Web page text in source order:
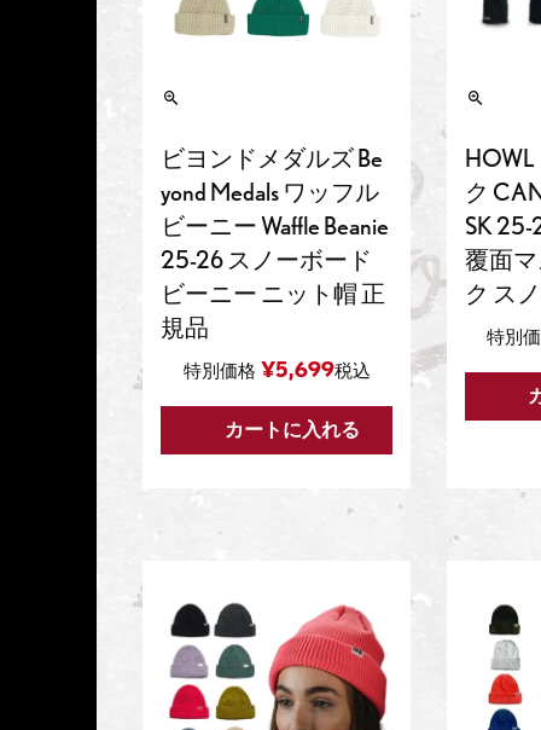
ビヨンドメダルズ Be
yond Medals ワッフル
ビーニー Waffle Beanie
25-26 スノーボード
ビーニー ニット帽 正
規品
特別価格 ¥5,699税込
カートに入れる
ク
SK
覆面
ク ス
特別